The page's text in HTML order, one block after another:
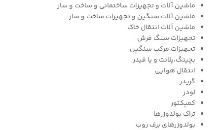
ماشین آلات و تجهیزات ساختمانی و ساخت و ساز
ماشین آلات سنگین و تجهیزات ساخت و ساز
ماشین آلات انتقال خاک
تجهیزات سنگ فرش
تجهیزات مرکب سنگین
بچینگ،پلانت و یا فیدر
انتقال هوایی
گریدر
لودر
کمپکتور
تراک بولدوزرها
بولدوزرهای برف روب